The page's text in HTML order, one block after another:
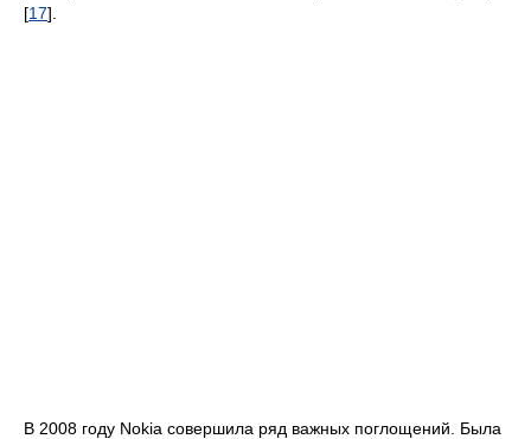
[17].
В 2008 году Nokia совершила ряд важных поглощений. Была